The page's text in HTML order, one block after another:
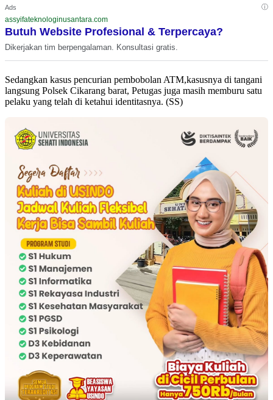
Ads ⓘ
assyifateknologinusantara.com
Butuh Website Profesional & Terpercaya?
Dikerjakan tim berpengalaman. Konsultasi gratis.
Sedangkan kasus pencurian pembobolan ATM,kasusnya di tangani
langsung Polsek Cikarang barat, Petugas juga masih memburu satu
pelaku yang telah di ketahui identitasnya. (SS)